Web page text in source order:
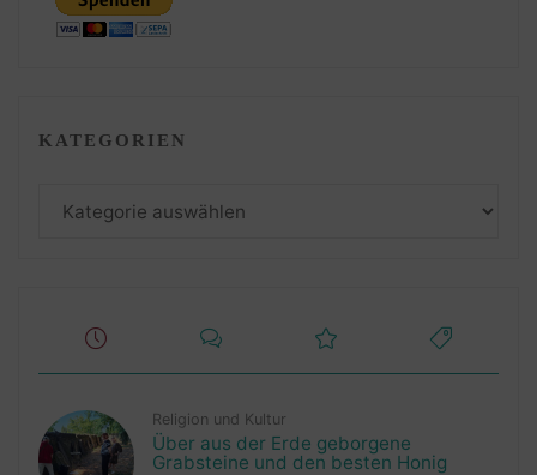
KATEGORIEN
Religion und Kultur
Über aus der Erde geborgene
Grabsteine und den besten Honig